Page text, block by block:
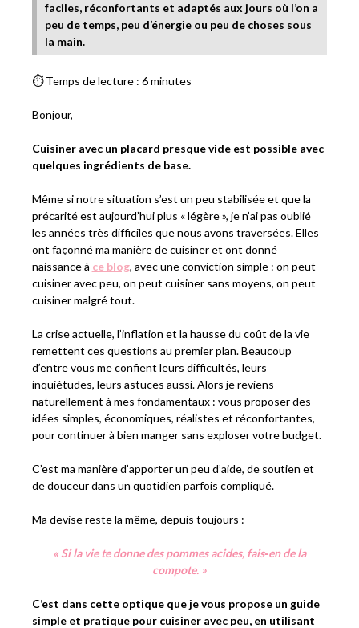
faciles, réconfortants et adaptés aux jours où l’on a
peu de temps, peu d’énergie ou peu de choses sous
la main.
⏱ Temps de lecture : 6 minutes
Bonjour,
Cuisiner avec un placard presque vide est possible avec
quelques ingrédients de base.
Même si notre situation s’est un peu stabilisée et que la
précarité est aujourd’hui plus « légère », je n’ai pas oublié
les années très difficiles que nous avons traversées. Elles
ont façonné ma manière de cuisiner et ont donné
naissance à ce blog, avec une conviction simple : on peut
cuisiner avec peu, on peut cuisiner sans moyens, on peut
cuisiner malgré tout.
La crise actuelle, l’inflation et la hausse du coût de la vie
remettent ces questions au premier plan. Beaucoup
d’entre vous me confient leurs difficultés, leurs
inquiétudes, leurs astuces aussi. Alors je reviens
naturellement à mes fondamentaux : vous proposer des
idées simples, économiques, réalistes et réconfortantes,
pour continuer à bien manger sans exploser votre budget.
C’est ma manière d’apporter un peu d’aide, de soutien et
de douceur dans un quotidien parfois compliqué.
Ma devise reste la même, depuis toujours :
« Si la vie te donne des pommes acides, fais‑en de la
compote. »
C’est dans cette optique que je vous propose un guide
simple et pratique pour cuisiner avec peu, en utilisant